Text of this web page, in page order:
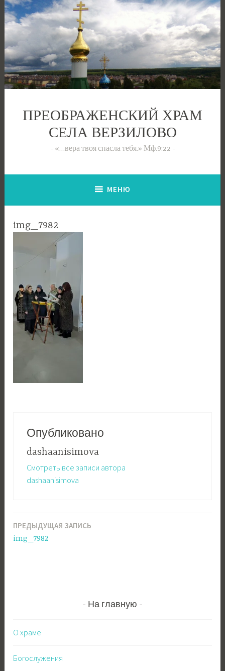
Перейти
к
содержимому
ПРЕОБРАЖЕНСКИЙ ХРАМ
СЕЛА ВЕРЗИЛОВО
«…вера твоя спасла тебя.» Мф.9:22
МЕНЮ
img_7982
Опубликовано
dashaanisimova
Смотреть все записи автора
dashaanisimova
Навигация
по
ПРЕДЫДУЩАЯ ЗАПИСЬ
img_7982
На главную
О храме
Богослужения